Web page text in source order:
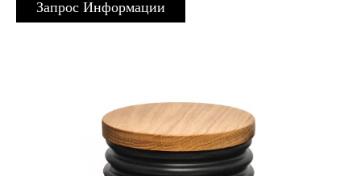
Запрос Информации